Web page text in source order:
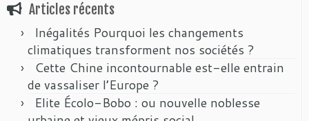
Articles récents
Inégalités Pourquoi les changements
climatiques transforment nos sociétés ?
Cette Chine incontournable est-elle entrain
de vassaliser l’Europe ?
Elite Écolo-Bobo : ou nouvelle noblesse